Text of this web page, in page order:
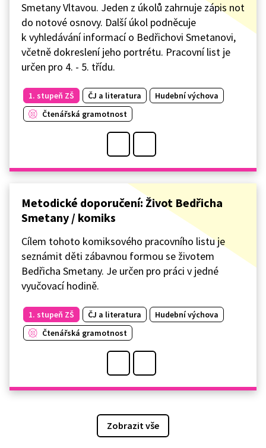
Smetany Vltavou. Jeden z úkolů zahrnuje zápis not
do notové osnovy. Další úkol podněcuje
k vyhledávání informací o Bedřichovi Smetanovi,
včetně dokreslení jeho portrétu. Pracovní list je
určen pro 4. - 5. třídu.
1. stupeň ZŠ ČJ a literatura
Hudební výchova
Čtenářská gramotnost
Metodické doporučení: Život Bedřicha
Smetany / komiks
Cílem tohoto komiksového pracovního listu je
seznámit děti zábavnou formou se životem
Bedřicha Smetany. Je určen pro práci v jedné
vyučovací hodině.
1. stupeň ZŠ ČJ a literatura
Hudební výchova
Čtenářská gramotnost
Zobrazit vše